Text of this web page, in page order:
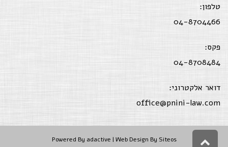
טלפון:
04-8704466
פקס:
04-8708484
דואר אלקטרוני:
office@pnini-law.com
Powered By adactive | Web Design By Siteos